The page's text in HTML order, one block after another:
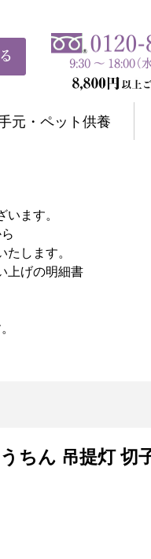
元・ペット供養
ます。
します。
上げの明細書
ちん 吊提灯 切